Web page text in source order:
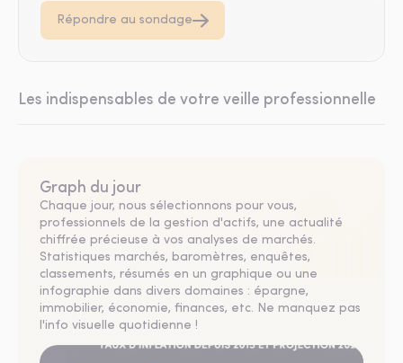
Répondre au sondage
Les indispensables de votre veille professionnelle
Graph du jour
Chaque jour, nous sélectionnons pour vous,
professionnels de la gestion d'actifs, une actualité
chiffrée précieuse à vos analyses de marchés.
Statistiques marchés, baromètres, enquêtes,
classements, résumés en un graphique ou une
infographie dans divers domaines : épargne,
immobilier, économie, finances, etc. Ne manquez pas
l'info visuelle quotidienne !